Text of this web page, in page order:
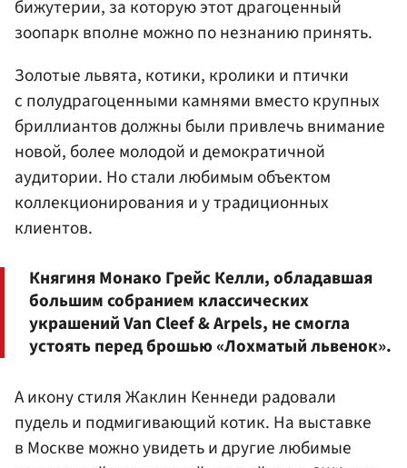
бижутерии, за которую этот драгоценный
зоопарк вполне можно по незнанию принять.
Золотые львята, котики, кролики и птички
с полудрагоценными камнями вместо крупных
бриллиантов должны были привлечь внимание
новой, более молодой и демократичной
аудитории. Но стали любимым объектом
коллекционирования и у традиционных
клиентов.
Княгиня Монако Грейс Келли, обладавшая
большим собранием классических
украшений Van Cleef & Arpels, не смогла
устоять перед брошью «Лохматый львенок».
А икону стиля Жаклин Кеннеди радовали
пудель и подмигивающий котик. На выставке
в Москве можно увидеть и другие любимые